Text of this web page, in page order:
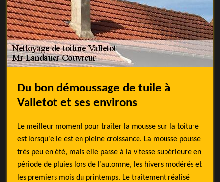
Du bon démoussage de tuile à
Valletot et ses environs
Le meilleur moment pour traiter la mousse sur la toiture
est lorsqu'elle est en pleine croissance. La mousse pousse
très peu en été, mais elle passe à la vitesse supérieure en
période de pluies lors de l’automne, les hivers modérés et
les premiers mois du printemps. Le traitement réalisé